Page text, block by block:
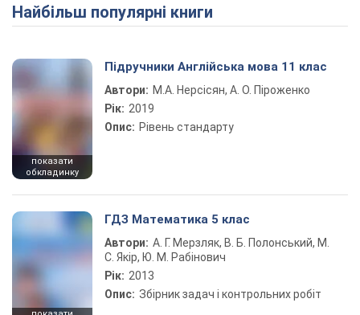
Найбільш популярні книги
показати
обкладинку
Підручники Англійська мова 11 клас
Автори: М.А. Нерсісян, А. О. Піроженко
Рік: 2019
Опис: Рівень стандарту
ГДЗ Математика 5 клас
Автори: А. Г. Мерзляк, В. Б. Полонський, М.
С. Якір, Ю. М. Рабінович
Рік: 2013
Опис: Збірник задач і контрольних робіт